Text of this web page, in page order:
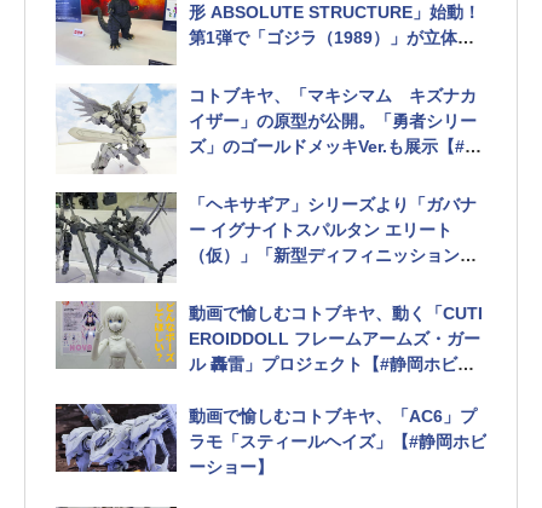
形 ABSOLUTE STRUCTURE」始動！
第1弾で「ゴジラ（1989）」が立体化
コトブキヤ、「マキシマム キズナカ
イザー」の原型が公開。「勇者シリー
ズ」のゴールドメッキVer.も展示【#静
「ヘキサギア」シリーズより「ガバナ
ー イグナイトスパルタン エリート
（仮）」「新型ディフィニッションア
ーショー】
「バルクアーム アーカックス」の原型
も初展示
動画で愉しむコトブキヤ、動く「CUTI
EROIDDOLL フレームアームズ・ガー
ル 轟雷」プロジェクト【#静岡ホビー
動画で愉しむコトブキヤ、「AC6」プ
ラモ「スティールヘイズ」【#静岡ホビ
ーショー】